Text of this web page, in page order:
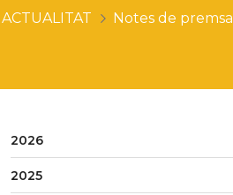
ACTUALITAT Notes de premsa
2026
2025